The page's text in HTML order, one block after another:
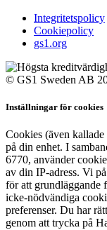
Integritetspolicy
Cookiepolicy
gs1.org
© GS1 Sweden AB
Inställningar för cookies
Cookies (även
på din enhet. I
6770, använder
av din IP-adress. Vi
för att grundläggande
icke-nödvändiga
preferenser. Du har
genom att trycka på